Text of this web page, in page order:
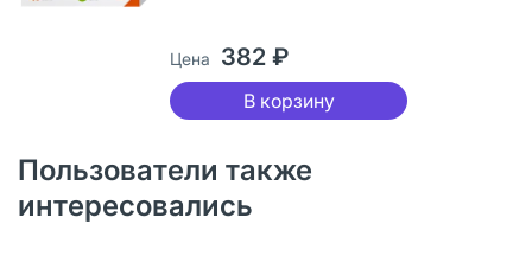
Цена 382 ₽
В корзину
Пользователи также
интересовались